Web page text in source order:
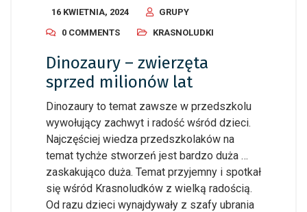
16 KWIETNIA, 2024
GRUPY
0 COMMENTS
KRASNOLUDKI
Dinozaury – zwierzęta
sprzed milionów lat
Dinozaury to temat zawsze w przedszkolu
wywołujący zachwyt i radość wśród dzieci.
Najczęściej wiedza przedszkolaków na
temat tychże stworzeń jest bardzo duża …
zaskakująco duża. Temat przyjemny i spotkał
się wśród Krasnoludków z wielką radością.
Od razu dzieci wynajdywały z szafy ubrania